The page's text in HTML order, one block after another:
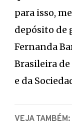
para isso,
depósito de
Fernanda
Brasileira
e da
VEJA TAMBÉM: